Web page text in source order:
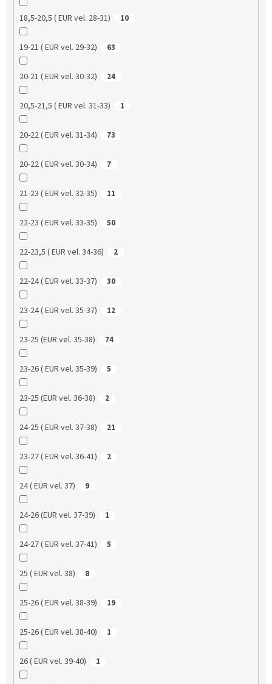
18,5-20,5 ( EUR vel. 28-31) 10
19-21 ( EUR vel. 29-32) 63
20-21 ( EUR vel. 30-32) 24
20,5-21,5 ( EUR vel. 31-33) 1
20-22 ( EUR vel. 31-34) 73
20-22 ( EUR vel. 30-34) 7
21-23 ( EUR vel. 32-35) 11
22-23 ( EUR vel. 33-35) 50
22-23,5 ( EUR vel. 34-36) 2
22-24 ( EUR vel. 33-37) 30
23-24 ( EUR vel. 35-37) 12
23-25 (EUR vel. 35-38) 74
23-26 ( EUR vel. 35-39) 5
23-25 (EUR vel. 36-38) 2
24-25 ( EUR vel. 37-38) 21
23-27 ( EUR vel. 36-41) 2
24 ( EUR vel. 37) 9
24-26 (EUR vel. 37-39) 1
24-27 ( EUR vel. 37-41) 5
25 ( EUR vel. 38) 8
25-26 ( EUR vel. 38-39) 19
25-26 ( EUR vel. 38-40) 1
26 ( EUR vel. 39-40) 1